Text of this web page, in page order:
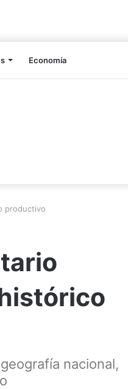
Economía
productivo
nacional,